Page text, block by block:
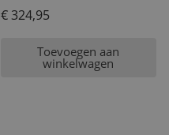
€324,95
Toevoegen aan
winkelwagen